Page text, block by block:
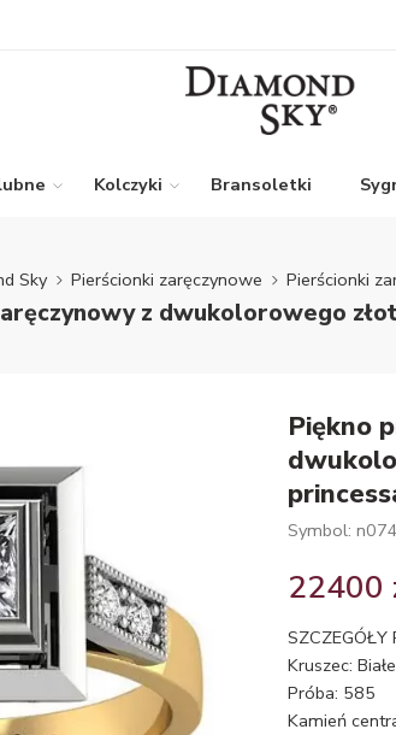
Kolczyki Bransoletki
Sky Pierścionki zaręczynowe Pierścionki
z dwukolorowego
Piękno
Symbol:
22400
SZCZEGÓŁY
Kruszec:
Próba: 585
Kamień